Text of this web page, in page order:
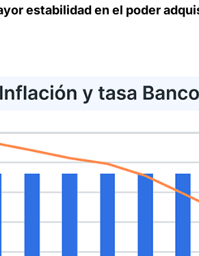
estabilidad en el poder